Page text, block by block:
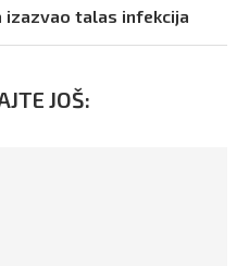
talas infekcija
JOŠ: